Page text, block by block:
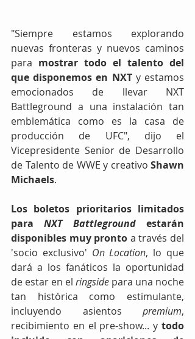
"Siempre estamos explorando
nuevas fronteras y nuevos caminos
para mostrar todo el talento del
que disponemos en NXT y estamos
emocionados de llevar NXT
Battleground a una instalación tan
emblemática como es la casa de
producción de UFC", dijo el
Vicepresidente Senior de Desarrollo
de Talento de WWE y creativo Shawn
Michaels.
Los boletos prioritarios limitados
para NXT Battleground estarán
disponibles muy pronto a través del
'socio exclusivo' On Location, lo que
dará a los fanáticos la oportunidad
de estar en el ringside para una noche
tan histórica como estimulante,
incluyendo asientos premium,
recibimiento en el pre-show... y todo